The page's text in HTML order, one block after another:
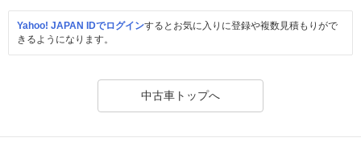
Yahoo! JAPAN IDでログインするとお気に入りに登録や複数見積もりがで
きるようになります。
中古車トップへ